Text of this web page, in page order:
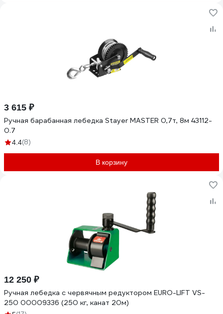
3 615 ₽
Ручная барабанная лебедка Stayer MASTER 0,7т, 8м 43112-
0.7
4.4(8)
В корзину
12 250 ₽
Ручная лебедка с червячным редуктором EURO-LIFT VS-
250 00009336 (250 кг, канат 20м)